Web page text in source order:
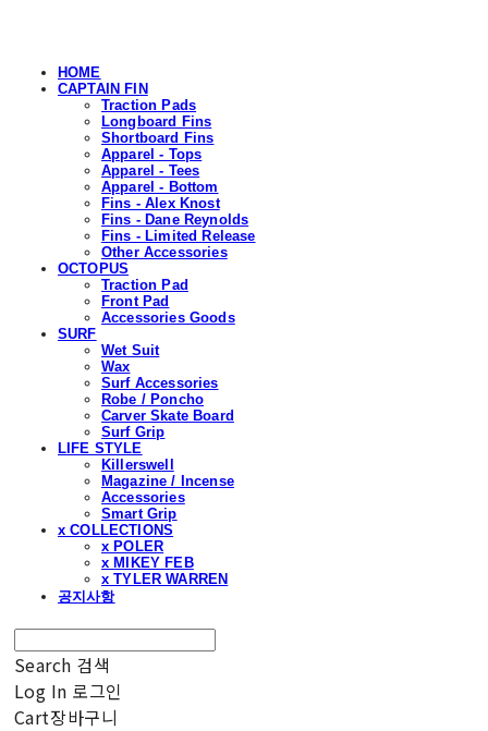
HOME
CAPTAIN FIN
Traction Pads
Longboard Fins
Shortboard Fins
Apparel - Tops
Apparel - Tees
Apparel - Bottom
Fins - Alex Knost
Fins - Dane Reynolds
Fins - Limited Release
Other Accessories
OCTOPUS
Traction Pad
Front Pad
Accessories Goods
SURF
Wet Suit
Wax
Surf Accessories
Robe / Poncho
Carver Skate Board
Surf Grip
LIFE STYLE
Killerswell
Magazine / Incense
Accessories
Smart Grip
x COLLECTIONS
x POLER
x MIKEY FEB
x TYLER WARREN
공지사항
Search 검색
Log In 로그인
Cart장바구니